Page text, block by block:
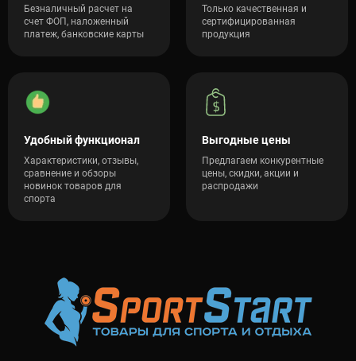
Безналичный расчет на
счет ФОП, наложенный
платеж, банковские карты
Только качественная и
сертифицированная
продукция
Удобный функционал
Характеристики, отзывы,
сравнение и обзоры
новинок товаров для
спорта
Выгодные цены
Предлагаем конкурентные
цены, скидки, акции и
распродажи